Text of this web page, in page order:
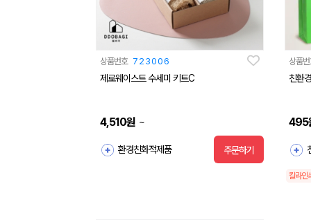
상품번호 723006
제로웨이스트 수세미 키트C
4,510원 ~
환경친화적제품 주문하기
상품
친환
495
칼라인